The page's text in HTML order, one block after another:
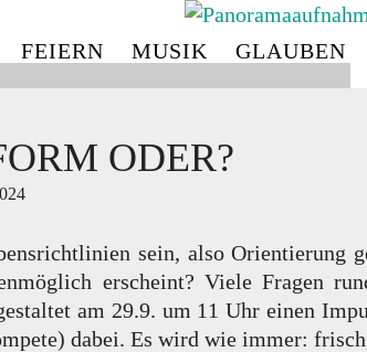
FEIERN MUSIK GLAUBEN
ODER?
sein, also Orientierung
erscheint? Viele Fragen
am 29.9. um 11 Uhr einen
dabei. Es wird wie immer: